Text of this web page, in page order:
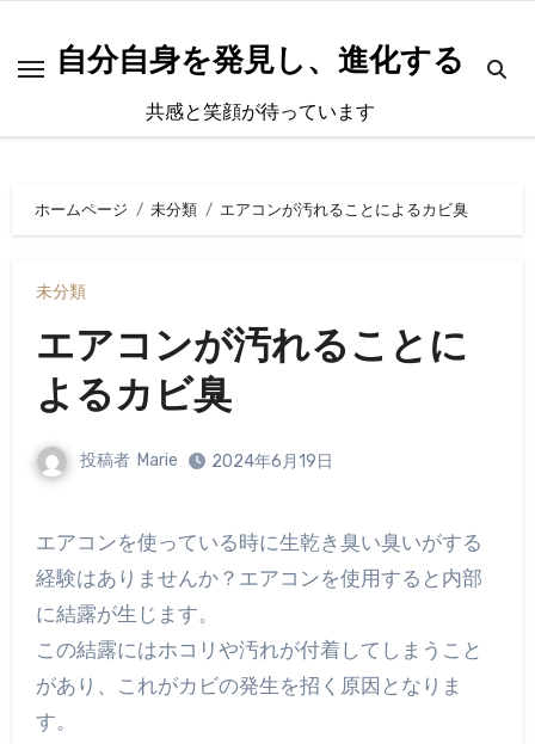
自分自身を発見し、進化する
共感と笑顔が待っています
ホームページ 未分類 エアコンが汚れることによるカビ臭
未分類
エアコンが汚れることに
よるカビ臭
投稿者 Marie 2024年6月19日
エアコンを使っている時に生乾き臭い臭いがする
経験はありませんか？エアコンを使用すると内部
に結露が生じます。
この結露にはホコリや汚れが付着してしまうこと
があり、これがカビの発生を招く原因となりま
す。